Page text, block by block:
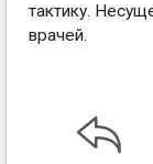
тактику.
врачей.